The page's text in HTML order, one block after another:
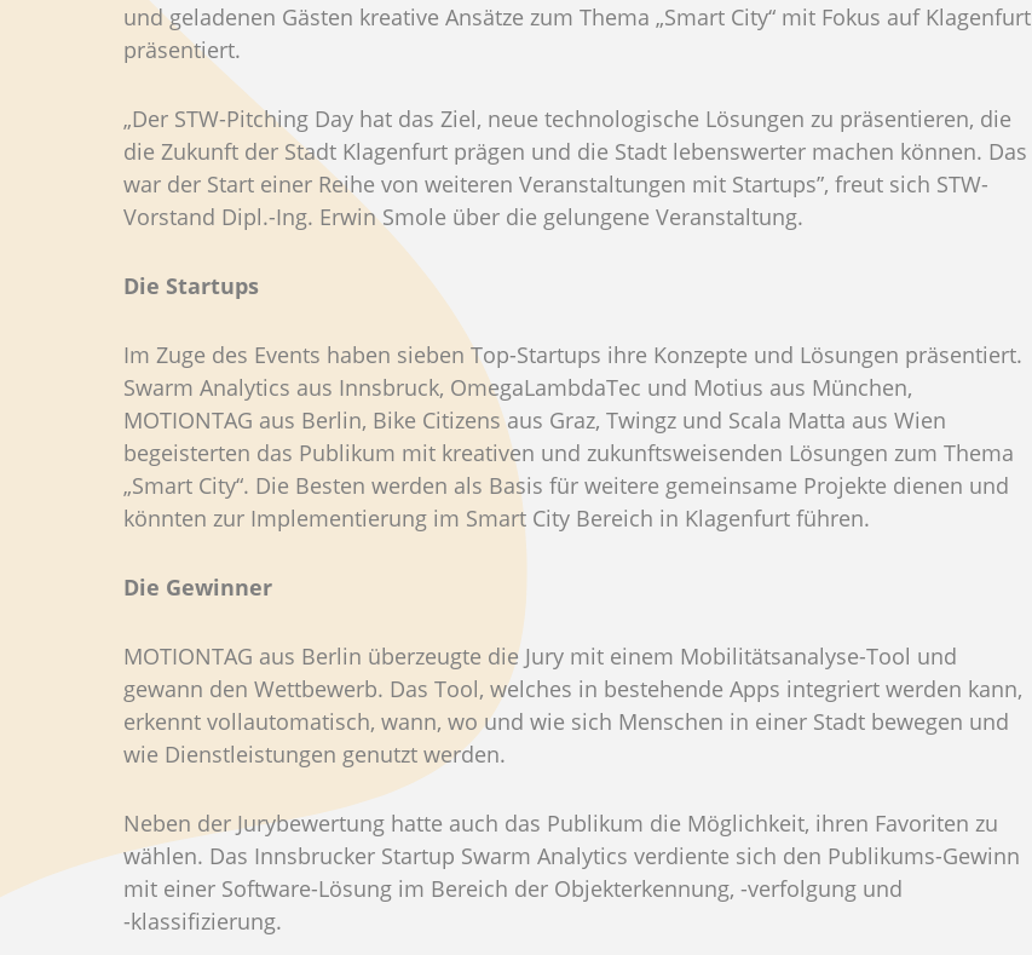
und geladenen Gästen kreative Ansätze zum Thema „Smart City“ mit Fokus auf Klagenfurt
präsentiert.
„Der STW-Pitching Day hat das Ziel, neue technologische Lösungen zu präsentieren, die
die Zukunft der Stadt Klagenfurt prägen und die Stadt lebenswerter machen können. Das
war der Start einer Reihe von weiteren Veranstaltungen mit Startups”, freut sich STW-
Vorstand Dipl.-Ing. Erwin Smole über die gelungene Veranstaltung.
Die Startups
Im Zuge des Events haben sieben Top-Startups ihre Konzepte und Lösungen präsentiert.
Swarm Analytics aus Innsbruck, OmegaLambdaTec und Motius aus München,
MOTIONTAG aus Berlin, Bike Citizens aus Graz, Twingz und Scala Matta aus Wien
begeisterten das Publikum mit kreativen und zukunftsweisenden Lösungen zum Thema
„Smart City“. Die Besten werden als Basis für weitere gemeinsame Projekte dienen und
könnten zur Implementierung im Smart City Bereich in Klagenfurt führen.
Die Gewinner
MOTIONTAG aus Berlin überzeugte die Jury mit einem Mobilitätsanalyse-Tool und
gewann den Wettbewerb. Das Tool, welches in bestehende Apps integriert werden kann,
erkennt vollautomatisch, wann, wo und wie sich Menschen in einer Stadt bewegen und
wie Dienstleistungen genutzt werden.
Neben der Jurybewertung hatte auch das Publikum die Möglichkeit, ihren Favoriten zu
wählen. Das Innsbrucker Startup Swarm Analytics verdiente sich den Publikums-Gewinn
mit einer Software-Lösung im Bereich der Objekterkennung, -verfolgung und
-klassifizierung.